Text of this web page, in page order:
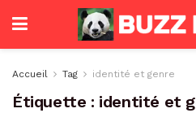
Accueil Tag identité et genre
Étiquette : identité et